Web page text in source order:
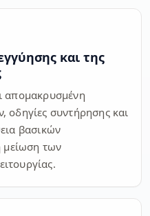
και της
απομακρυσμένη
οδηγίες συντήρησης και
βασικών
μείωση των